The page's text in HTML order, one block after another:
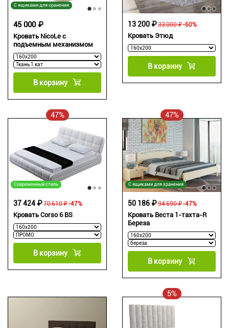
С ящиками для хранения
Кровать NicoLe c
подъемным механизмом
45 000 ₽
В корзину
Кровать Этюд
33 000 ₽
13 200 ₽ -60%
В корзину
47%
Современный стиль
Кровать Corso 6 BS
70 610 ₽
37 424 ₽ -47%
В корзину
47%
С ящиками для хранения
Кровать Веста 1-тахта-R
Береза
94 690 ₽
50 186 ₽ -47%
В корзину
5%